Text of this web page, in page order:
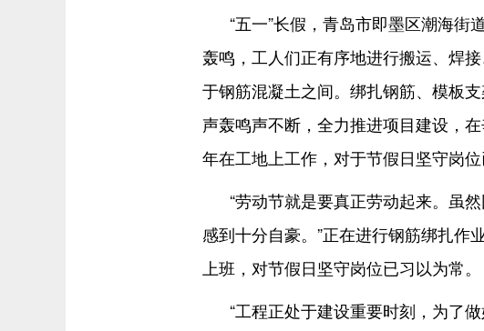
“五一”长假，青岛市即墨区潮海
轰鸣，工人们正有序地进行搬运、焊
于钢筋混凝土之间。绑扎钢筋、模板
声轰鸣声不断，全力推进项目建设，
年在工地上工作，对于节假日坚守岗位
“劳动节就是要真正劳动起来。虽
感到十分自豪。”正在进行钢筋绑扎作
上班，对节假日坚守岗位已习以为常。
“工程正处于建设重要时刻，为了